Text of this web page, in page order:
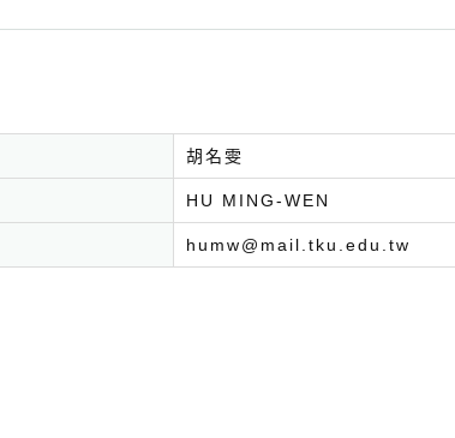
胡名雯
HU MING-WEN
humw@mail.tku.edu.tw